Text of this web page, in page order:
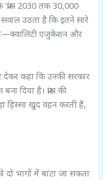
2030 तक 30,000
सवाल उठता है कि इतने सारे
है—क्वालिटी एजुकेशन और
देकर कहा कि उनकी सरकार
दिया है। फ्रांस की
हिस्सा खुद वहन करती है,
दो भागों में बांटा जा सकता